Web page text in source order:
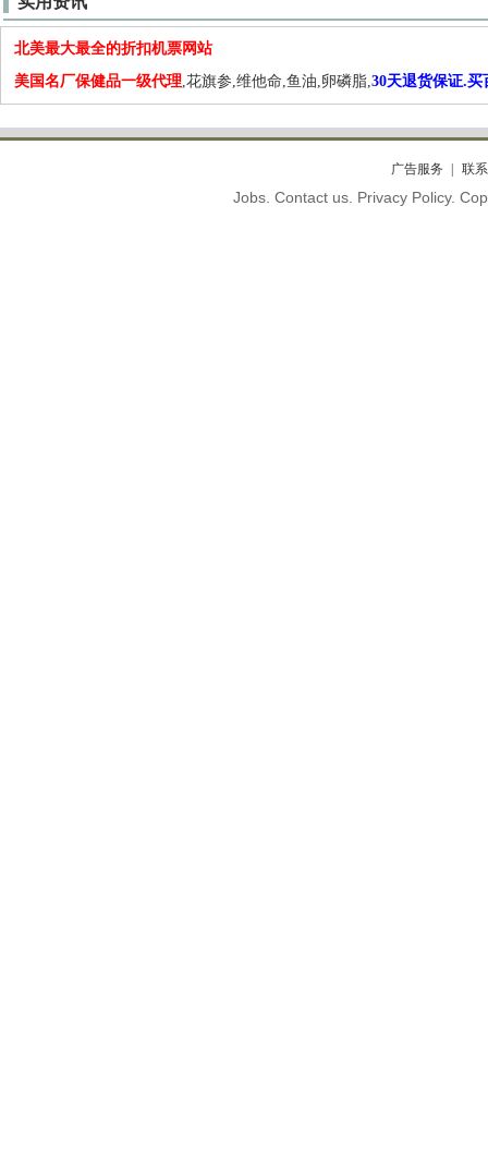
北美最大最全的折扣机票网站
美国名厂保健品一级代理,花旗参,维他命,鱼油,卵磷脂,30天退货保证.买
广告服务 联
Jobs. Contact us. Privacy Policy.